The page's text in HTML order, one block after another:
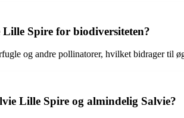
Spire for biodiversiteten?
og andre pollinatorer, hvilket bidrager til
Lille Spire og almindelig Salvie?